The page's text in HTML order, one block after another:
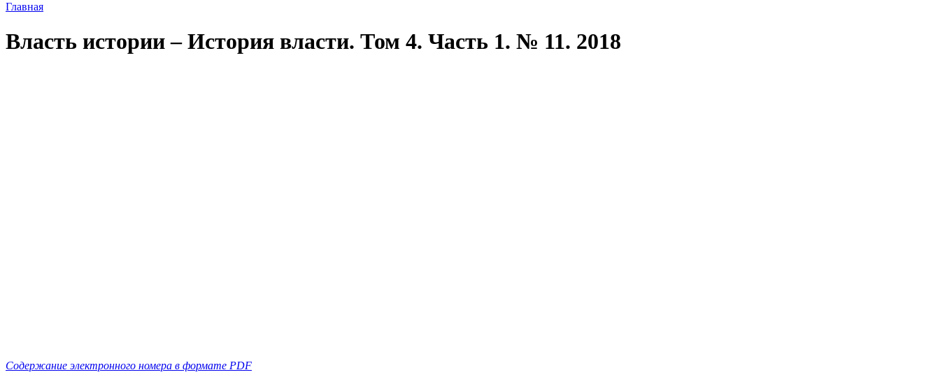
Главная
Власть истории – История власти. Том 4. Часть 1. № 11. 2018
Содержание электронного номера в формате PDF